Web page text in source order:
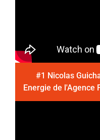
#1 Nicolas
Energie de l'Agence